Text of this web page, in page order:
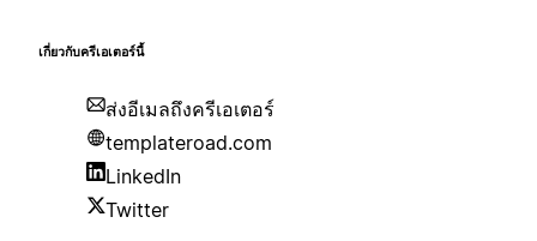
เกี่ยวกับครีเอเตอร์นี้
ส่งอีเมลถึงครีเอเตอร์
templateroad.com
LinkedIn
Twitter